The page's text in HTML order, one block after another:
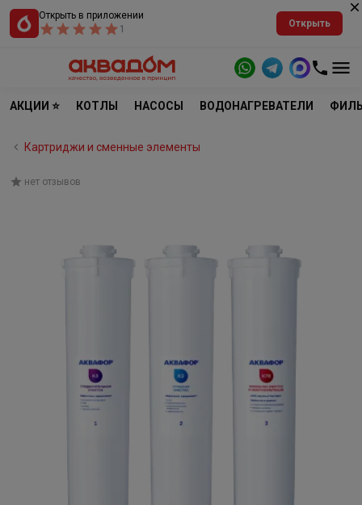
Открыть в приложении
1
Открыть
АКЦИИ ⭐ КОТЛЫ НАСОСЫ ВОДОНАГРЕВАТЕЛИ
Картриджи и сменные элементы
нет отзывов